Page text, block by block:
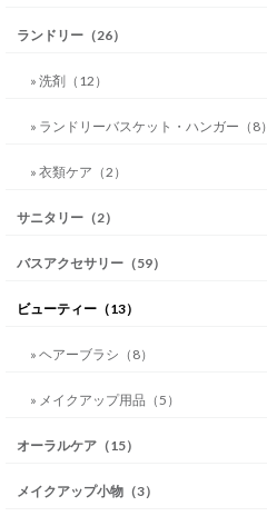
ランドリー（26）
» 洗剤（12）
» ランドリーバスケット・ハンガー（8）
» 衣類ケア（2）
サニタリー（2）
バスアクセサリー（59）
ビューティー（13）
» ヘアーブラシ（8）
» メイクアップ用品（5）
オーラルケア（15）
メイクアップ小物（3）